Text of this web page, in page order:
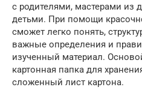
с родителями, мастерами из
детьми. При помощи
сможет легко понять,
важные определения и
изученный материал.
картонная папка для
сложенный лист картона.